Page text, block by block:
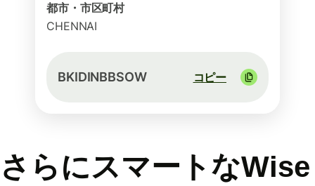
都市・市区町村
CHENNAI
BKIDINBBSOW コピー
さらにスマートなWise